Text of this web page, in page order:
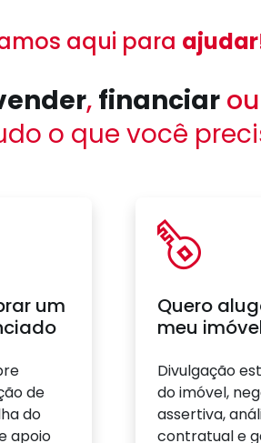
aqui para ajudar
, financiar ou
o que você
um
de
do
apoio
Quero
meu
Divulgação
do imóvel,
assertiva,
contratual e